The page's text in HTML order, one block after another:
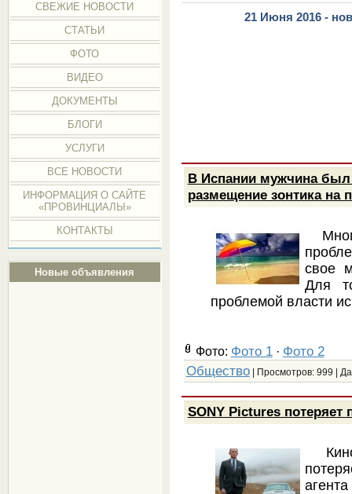
СВЕЖИЕ НОВОСТИ
СТАТЬИ
ФОТО
ВИДЕО
ДОКУМЕНТЫ
БЛОГИ
УСЛУГИ
ВСЕ НОВОСТИ
ИНФОРМАЦИЯ О САЙТЕ
«ПРОВИНЦИАЛЫ»
КОНТАКТЫ
Новые объявления
21 Июня 2016 -
В Испании мужчина был
размещение зонтика на
свое
Для
проблемой власти
Фото: Фото 1· Фото 2
Общество| Просмотров: 999 |
SONY Pictures потеряет